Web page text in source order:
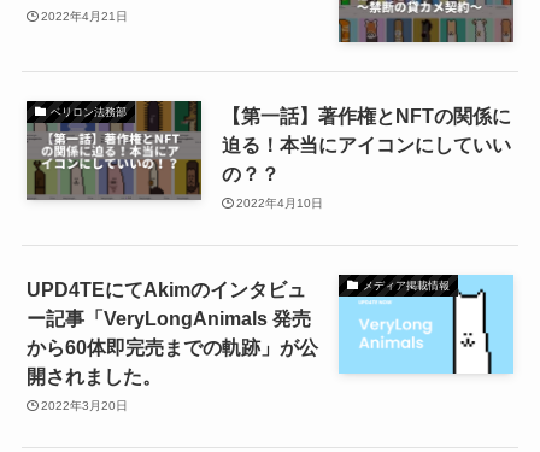
2022年4月21日
ベリロン法務部
【第一話】著作権とNFTの関係に
迫る！本当にアイコンにしていい
の？？
2022年4月10日
メディア掲載情報
UPD4TEにてAkimのインタビュ
ー記事「VeryLongAnimals 発売
から60体即完売までの軌跡」が公
開されました。
2022年3月20日